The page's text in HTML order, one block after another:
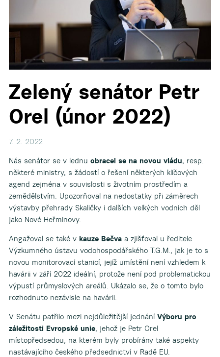
▼
▼
▼
Zelený senátor Petr
Orel (únor 2022)
7. 2. 2022
Nás senátor se v lednu obracel se na novou vládu, resp.
některé ministry, s žádostí o řešení některých klíčových
agend zejména v souvislosti s životním prostředím a
zemědělstvím. Upozorňoval na nedostatky při záměrech
výstavby přehrady Skaličky i dalších velkých vodních děl
jako Nové Heřminovy.
Angažoval se také v kauze Bečvaa zjišťoval u ředitele
Výzkumného ústavu vodohospodářského T.G.M., jak je to s
novou monitorovací stanicí, jejíž umístění není vzhledem k
havárii v září 2022 ideální, protože není pod problematickou
výpustí průmyslových areálů. Ukázalo se, že o tomto bylo
rozhodnuto nezávisle na havárii.
V Senátu patřilo mezi nejdůležitější jednání Výboru pro
záležitosti Evropské unie, jehož je Petr Orel
místopředsedou, na kterém byly probírány také aspekty
nastávajícího českého předsednictví v Radě EU.